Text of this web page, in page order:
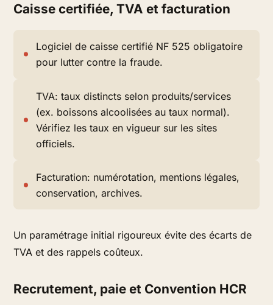
Caisse certifiée, TVA et facturation
Logiciel de caisse certifié NF 525 obligatoire
pour lutter contre la fraude.
TVA: taux distincts selon produits/services
(ex. boissons alcoolisées au taux normal).
Vérifiez les taux en vigueur sur les sites
officiels.
Facturation: numérotation, mentions légales,
conservation, archives.
Un paramétrage initial rigoureux évite des écarts de
TVA et des rappels coûteux.
Recrutement, paie et Convention HCR